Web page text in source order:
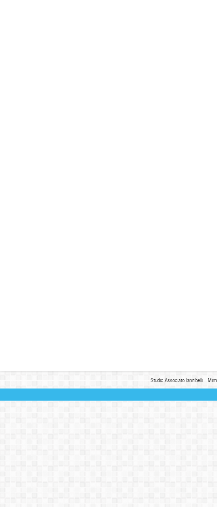
Studio Associato Iannibelli -